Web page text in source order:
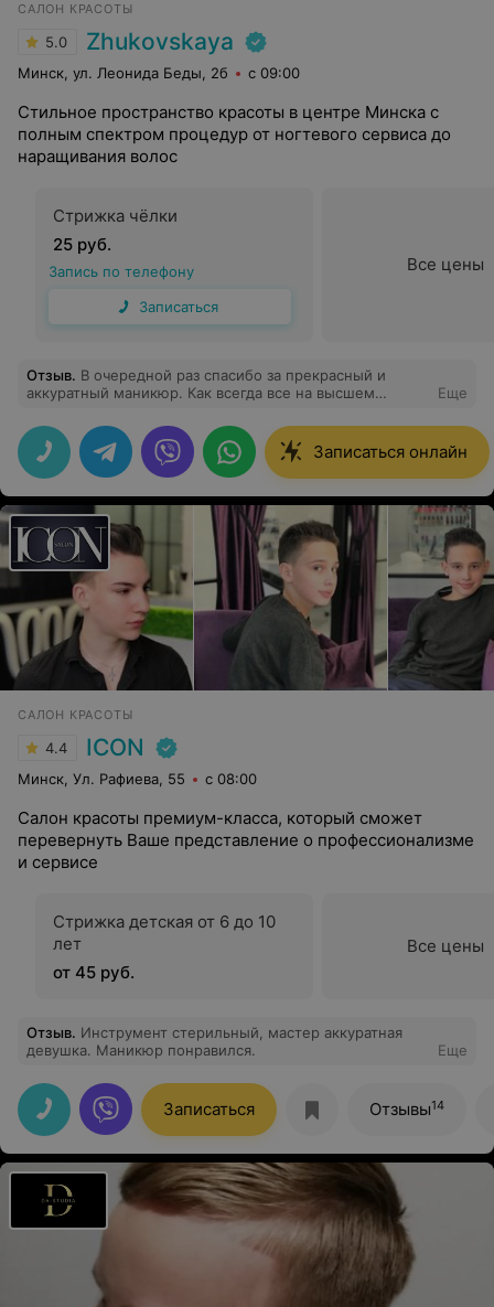
САЛОН КРАСОТЫ
5.0 Zhukovskaya
Минск, ул. Леонида Беды, 2б с 09:00
Стильное пространство красоты в центре Минска с
полным спектром процедур от ногтевого сервиса до
наращивания волос
Стрижка чёлки
25 руб.
Запись по телефону
Записаться
Все цены
Отзыв. В очередной раз спасибо за прекрасный и
аккуратный маникюр. Как всегда все на высшем
Еще
Записаться онлайн
САЛОН КРАСОТЫ
4.4 ICON
Минск, Ул. Рафиева, 55 с 08:00
Салон красоты премиум-класса, который сможет
перевернуть Ваше представление о профессионализме
и сервисе
Стрижка детская от 6 до 10
лет
от 45 руб.
Все цены
Отзыв. Инструмент стерильный, мастер аккуратная
девушка. Маникюр понравился.
Еще
Записаться Отзывы14